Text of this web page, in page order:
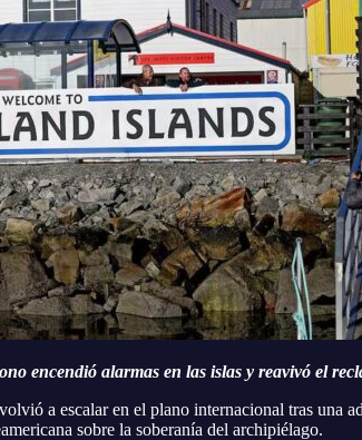
encendió alarmas en las islas y reavivó el
volvió a escalar en el plano internacional tras una
sobre la soberanía del archipiélago.